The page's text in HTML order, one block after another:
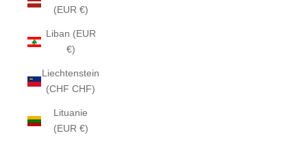
(EUR €)
Liban (EUR
€)
Liechtenstein
(CHF CHF)
Lituanie
(EUR €)